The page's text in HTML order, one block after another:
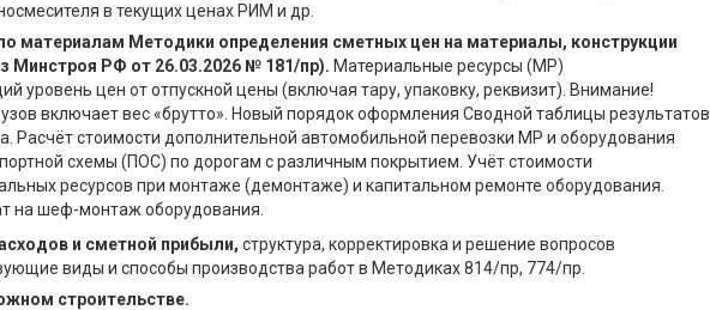
в текущих ценах РИМ и др.
материалам Методики определения сметных цен на материалы, конструкции
Минстроя РФ от 26.03.2026 № 181/пр). Материальные ресурсы (МР)
уровень цен от отпускной цены (включая тару, упаковку, реквизит). Внимание!
включает вес «брутто». Новый порядок оформления Сводной таблицы результатов
Расчёт стоимости дополнительной автомобильной перевозки МР и оборудования
схемы (ПОС) по дорогам с различным покрытием. Учёт стоимости
ресурсов при монтаже (демонтаже) и капитальном ремонте оборудования.
на шеф-монтаж оборудования.
и сметной прибыли, структура, корректировка и решение вопросов
виды и способы производства работ в Методиках 814/пр, 774/пр.
строительстве.